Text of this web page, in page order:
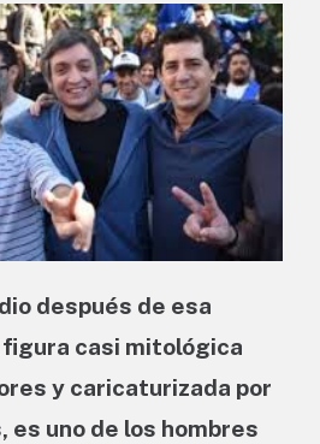
después de esa
casi mitológica
y caricaturizada por
uno de los hombres